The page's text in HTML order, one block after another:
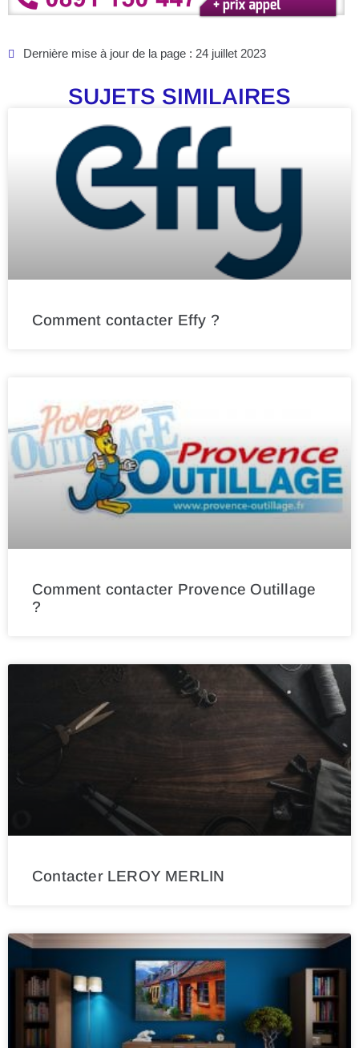
Dernière mise à jour de la page : 24 juillet 2023
SUJETS SIMILAIRES
Comment contacter Effy ?
Comment contacter Provence Outillage
?
Contacter LEROY MERLIN